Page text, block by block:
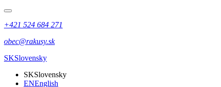
+421 524 684 271
obec@rakusy.sk
SKSlovensky
SKSlovensky
ENEnglish